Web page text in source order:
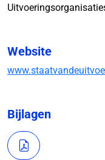
Website
Bijlagen